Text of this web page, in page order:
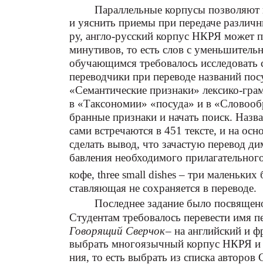
Параллельные корпусы позволяют
и уяснить приемы при передаче
ру, англо-русский корпус НКРЯ может
минутивов, то есть слов с
обучающимся требовалось исследовать
переводчики при переводе названий
«Семантические признаки» лексико-
в «Таксономии» «посуда» и в
бранные признаки и начать поиск.
сами встречаются в 451 тексте, и на
сделать вывод, что зачастую перевод
бавления необходимого
кофе, three small dishes – три маленьких
ставляющая не сохраняется в переводе.
Последнее задание было
Студентам требовалось перевести имя
Говорящий Сверчок– на английский и
выбрать многоязычный корпус НКРЯ и
ния, то есть выбрать из списка авторов